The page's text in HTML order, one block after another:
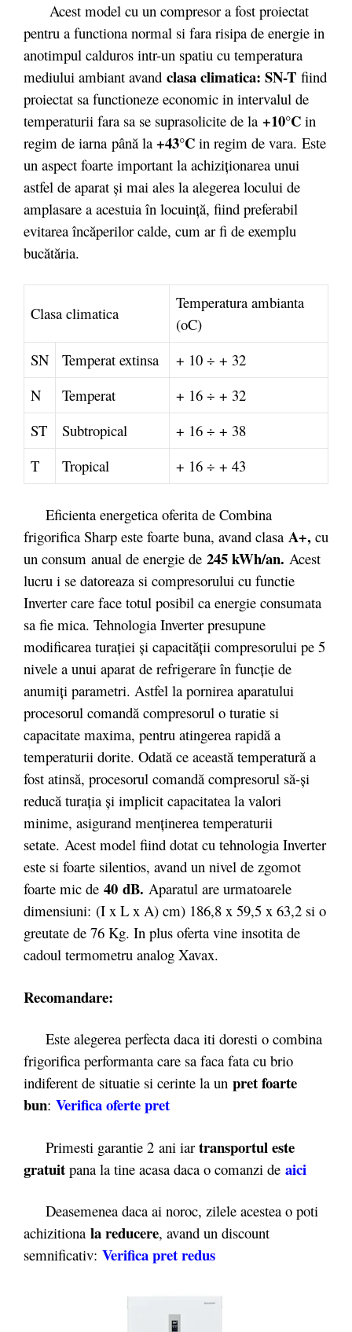
Acest model cu un compresor a fost proiectat
pentru a functiona normal si fara risipa de energie in
anotimpul calduros intr-un spatiu cu temperatura
mediului ambiant avand clasa climatica: SN-T fiind
proiectat sa functioneze economic in intervalul de
temperaturii fara sa se suprasolicite de la +10°C in
regim de iarna până la +43°C in regim de vara. Este
un aspect foarte important la achiziţionarea unui
astfel de aparat şi mai ales la alegerea locului de
amplasare a acestuia în locuinţă, fiind preferabil
evitarea încăperilor calde, cum ar fi de exemplu
bucătăria.
Clasa climatica
Temperatura ambianta
(oC)
SN
Temperat extinsa
+ 10 ÷ + 32
N
Temperat
+ 16 ÷ + 32
ST
Subtropical
+ 16 ÷ + 38
T
Tropical + 16 ÷ + 43
Eficienta energetica oferita de Combina
frigorifica Sharp este foarte buna, avand clasa A+, cu
un consum anual de energie de 245 kWh/an. Acest
lucru i se datoreaza si compresorului cu functie
Inverter care face totul posibil ca energie consumata
sa fie mica. Tehnologia Inverter presupune
modificarea turației și capacității compresorului pe 5
nivele a unui aparat de refrigerare în funcție de
anumiți parametri. Astfel la pornirea aparatului
procesorul comandă compresorul o turatie si
capacitate maxima, pentru atingerea rapidă a
temperaturii dorite. Odată ce această temperatură a
fost atinsă, procesorul comandă compresorul să-și
reducă turația și implicit capacitatea la valori
minime, asigurand menținerea temperaturii
setate. Acest model fiind dotat cu tehnologia Inverter
este si foarte silentios, avand un nivel de zgomot
foarte mic de 40 dB. Aparatul are urmatoarele
dimensiuni: (I x L x A) cm) 186,8 x 59,5 x 63,2 si o
greutate de 76 Kg. In plus oferta vine insotita de
cadoul termometru analog Xavax.
Recomandare:
Este alegerea perfecta daca iti doresti o combina
frigorifica performanta care sa faca fata cu brio
indiferent de situatie si cerinte la un pret foarte
bun: Verifica oferte pret
Primesti garantie 2 ani iar transportul este
gratuit pana la tine acasa daca o comanzi de aici
Deasemenea daca ai noroc, zilele acestea o poti
achizitiona la reducere, avand un discount
semnificativ: Verifica pret redus